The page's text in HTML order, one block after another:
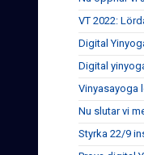
VT 2022:
Digital
Digital
Vinyasayoga
Nu slutar vi
Styrka 22/9